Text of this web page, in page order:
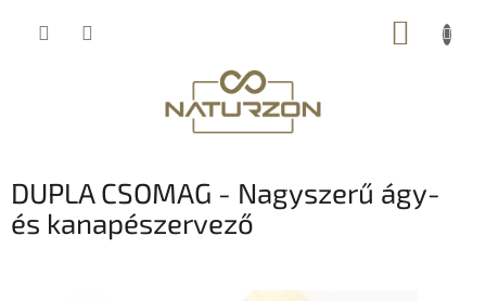
KOSÁR
DUPLA CSOMAG - Nagyszerű ágy-
és kanapészervező